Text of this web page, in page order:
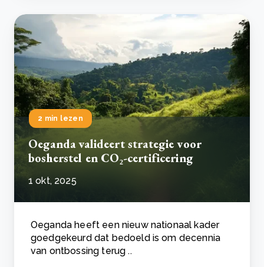
2 min lezen
Oeganda valideert strategie voor
bosherstel en CO₂-certificering
1 okt, 2025
Oeganda heeft een nieuw nationaal kader
goedgekeurd dat bedoeld is om decennia
van ontbossing terug ..